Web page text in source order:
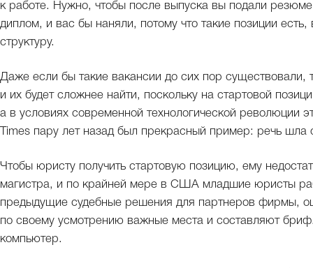
к работе. Нужно, чтобы после выпуска вы подали
диплом, и вас бы наняли, потому что такие позиции
структуру.
Даже если бы такие вакансии до сих пор существовали,
и их будет сложнее найти, поскольку на стартовой
а в условиях современной технологической революции
Times пару лет назад был прекрасный пример: речь
Чтобы юристу получить стартовую позицию, ему
магистра, и по крайней мере в США младшие юристы
предыдущие судебные решения для партнеров фирмы,
по своему усмотрению важные места и составляют
компьютер.